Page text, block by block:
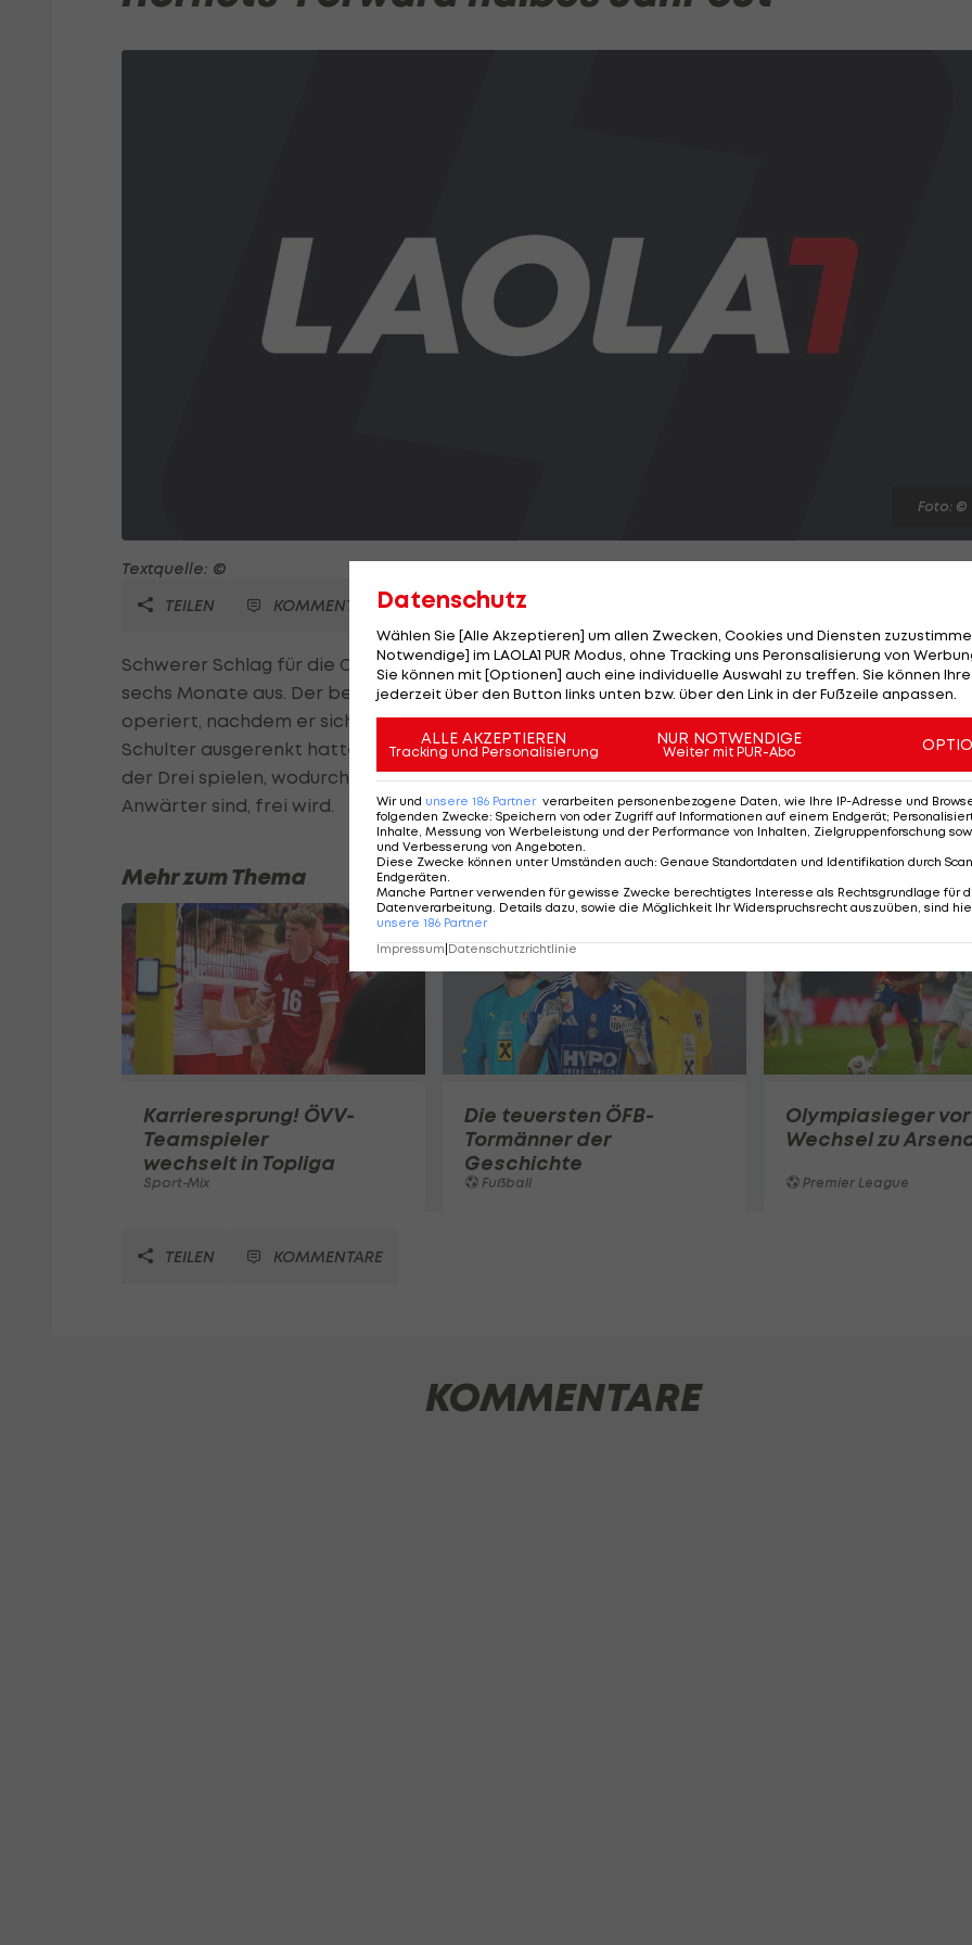
Foto: ©
Textquelle: ©
TEILEN
KOMMENTARE
Schwerer Schlag für die Charlotte Hornets: Small Forward Michael Kidd-Gilchrist fällt für rund
sechs Monate aus. Der beste Verteidiger des Teams wurde am Dienstag an der rechten
operiert, nachdem er sich beim Preseason-Spiel gegen Orlando das Labrum gerissen und die
Schulter ausgerenkt hatte. Laut Coach Steve Clifford wird Nicolas Batum mehr als geplant auf
der Drei spielen, wodurch die Starter-Position auf der Zwei, für die P.J. Hairston und Jeremy
Anwärter sind, frei wird.
Mehr zum Thema
Karrieresprung! ÖVV-
Teamspieler
wechselt in Topliga
Sport-Mix
Die teuersten ÖFB-
Tormänner der
Geschichte
Fußball
Olympiasieger vor
Wechsel zu
Premier League
TEILEN KOMMENTARE
KOMMENTARE
Datenschutz
Wählen Sie [Alle Akzeptieren] um allen Zwecken, Cookies und Diensten
Notwendige] im LAOLA1 PUR Modus, ohne Tracking uns Peronsalisierung von
Sie können mit [Optionen] auch eine individuelle Auswahl zu treffen. Sie können
jederzeit über den Button links unten bzw. über den Link in der Fußzeile anpassen.
ALLE AKZEPTIEREN
Tracking und Personalisierung
NUR NOTWENDIGE
Weiter mit PUR-Abo
Wir und unsere 186 Partner verarbeiten personenbezogene Daten, wie Ihre IP-Adresse und
folgenden Zwecke: Speichern von oder Zugriff auf Informationen auf einem Endgerät;
Inhalte, Messung von Werbeleistung und der Performance von Inhalten, Zielgruppenforschung
und Verbesserung von Angeboten
Diese Zwecke können unter Umständen auch: Genaue Standortdaten und Identifikation durch
Endgeräten
Manche Partner verwenden für gewisse Zwecke berechtigtes Interesse als Rechtsgrundlage für
Datenverarbeitung. Details dazu, sowie die Möglichkeit Ihr Widerspruchsrecht auszuüben, sind
unsere 186 Partner
Impressum|Datenschutzrichtlinie